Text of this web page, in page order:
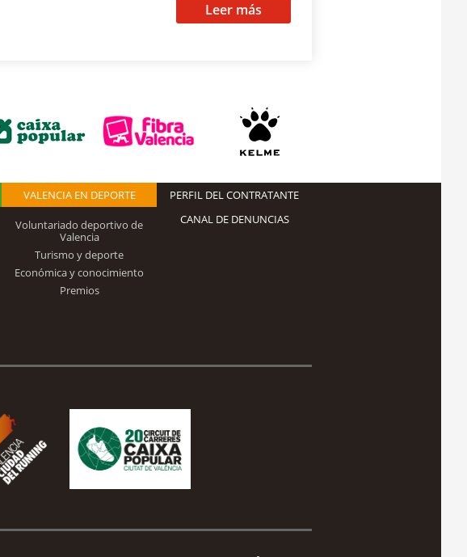
Leer más
VALENCIA EN DEPORTE
Voluntariado deportivo de
Valencia
Turismo y deporte
Económica y conocimiento
Premios
PERFIL DEL CONTRATANTE
CANAL DE DENUNCIAS